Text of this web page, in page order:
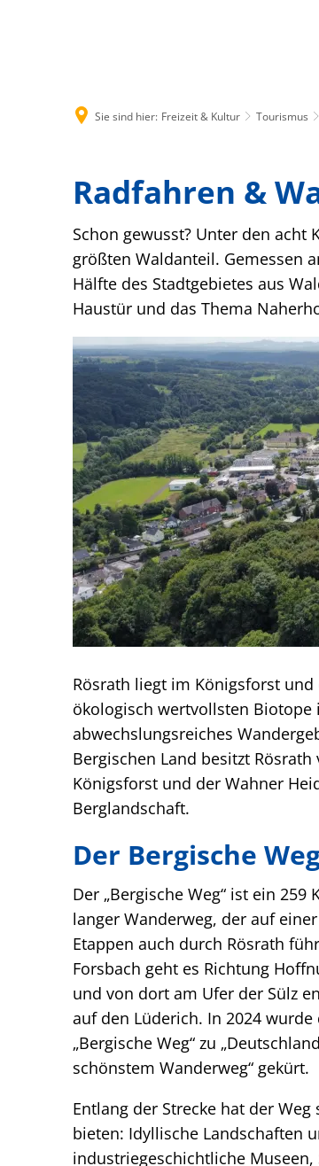
Sie sind hier: Freizeit & Kultur Tourismus
Radfahren &
Schon gewusst? Unter den acht
größten Waldanteil. Gemessen
Hälfte des Stadtgebietes aus
Haustür und das Thema
Rösrath liegt im Königsforst
ökologisch wertvollsten
abwechslungsreiches
Bergischen Land besitzt
Königsforst und der Wahner
Berglandschaft.
Der Bergische
Der „Bergische Weg“ ist ein 259
langer Wanderweg, der auf
Etappen auch durch Rösrath
Forsbach geht es Richtung
und von dort am Ufer der Sülz
auf den Lüderich. In 2024 wurde
„Bergische Weg“ zu
schönstem Wanderweg“ gekürt.
Entlang der Strecke hat der
bieten: Idyllische Landschaften
industriegeschichtliche